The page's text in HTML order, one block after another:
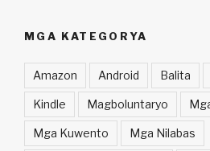
MGA KATEGORYA
Amazon Android Balita
Kindle Magboluntaryo
Mga Kuwento Mga Nilabas